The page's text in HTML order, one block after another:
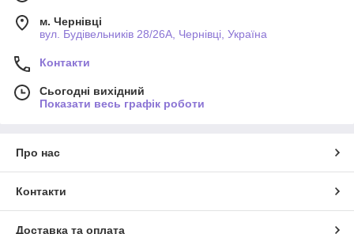
м. Чернівці
вул. Будівельників 28/26А, Чернівці, Україна
Контакти
Сьогодні вихідний
Показати весь графік роботи
Про нас
Контакти
Доставка та оплата